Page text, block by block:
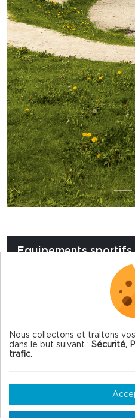
Equipements sportifs
Le jardin de ville
Les terrains de
Nous collectons et traitons
dans le but suivant : Sécurité,
trafic.